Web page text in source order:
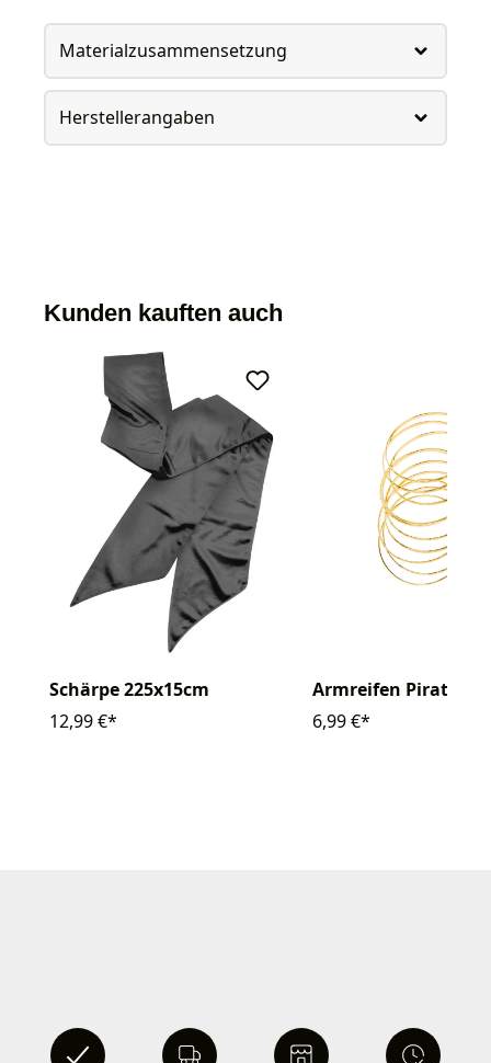
Materialzusammensetzung
Herstellerangaben
Kunden kauften auch
Schärpe 225x15cm
12,99 €*
Armreifen Pirat gold
6,99 €*